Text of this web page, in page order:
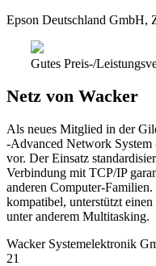
Epson Deutschland GmbH,
Gutes Preis-/
Netz von Wacker
Als neues Mitglied in der
-Advanced Network
vor. Der Einsatz
Verbindung mit TCP/IP
anderen Computer-
kompatibel, unterstützt
unter anderem Multitasking.
Wacker Systemelektronik
21